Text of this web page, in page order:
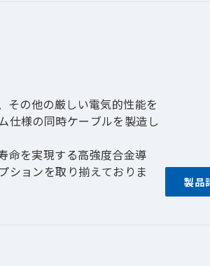
れており、両素材間の動き
の間の動きによって発生し
材質により最大100ミリボ
電性低ノイズ層を付加する
その他の厳しい電気的性能を
仕様の同時ケーブルを製造し
命を実現する高強度合金導
ションを取り揃えておりま
製品